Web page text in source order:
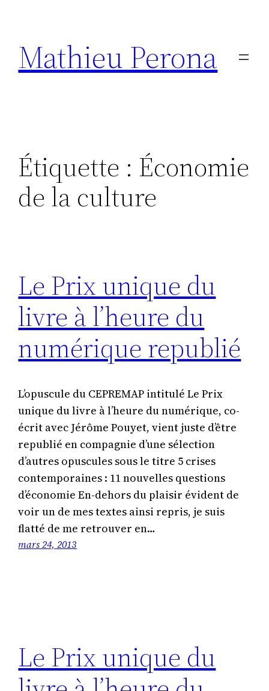
contenu
Mathieu Perona
Étiquette : Économie
de la culture
Le Prix unique du
livre à l’heure du
numérique republié
L’opuscule du CEPREMAP intitulé Le Prix
unique du livre à l’heure du numérique, co-
écrit avec Jérôme Pouyet, vient juste d’être
republié en compagnie d’une sélection
d’autres opuscules sous le titre 5 crises
contemporaines : 11 nouvelles questions
d’économie En-dehors du plaisir évident de
voir un de mes textes ainsi repris, je suis
flatté de me retrouver en…
mars 24, 2013
Le Prix unique du